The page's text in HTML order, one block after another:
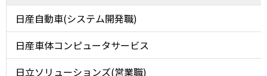
日産自動車(システム開発職)
日産車体コンピュータサービス
日立ソリューションズ(営業職)